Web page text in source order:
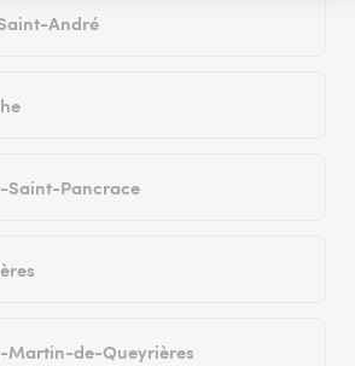
André
Saint-Pancrace
Martin-de-Queyrières